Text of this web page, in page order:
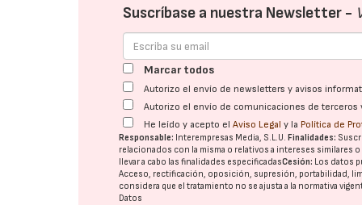
Suscríbase a nuestra Newsletter -
Marcar todos
Autorizo el envío de newsletters y avisos
Autorizo el envío de comunicaciones de terceros
He leído y acepto elAviso Legal y la Política de
Responsable: Interempresas Media, S.L.U. Finalidades:
relacionados con la misma o relativos a intereses similares
llevar a cabo las finalidades especificadasCesión: Los datos
Acceso, rectificación, oposición, supresión, portabilidad,
considera que el tratamiento no se ajusta a la normativa
Datos